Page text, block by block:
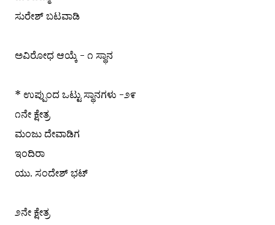
ಸುರೇಶ್ ಬಟವಾಡಿ
ಅವಿರೋಧ ಆಯ್ಕೆ - ೧ ಸ್ಥಾನ
* ಉಪ್ಪುಂದ ಒಟ್ಟು ಸ್ಥಾನಗಳು -೨೯
೧ನೇ ಕ್ಷೇತ್ರ
ಮಂಜು ದೇವಾಡಿಗ
ಇಂದಿರಾ
ಯು. ಸಂದೇಶ್ ಭಟ್
೨ನೇ ಕ್ಷೇತ್ರ